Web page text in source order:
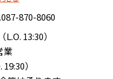
870-8060
13:30）
業
）